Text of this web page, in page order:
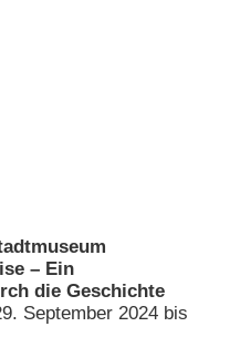
– Ein
die Geschichte
September 2024 bis